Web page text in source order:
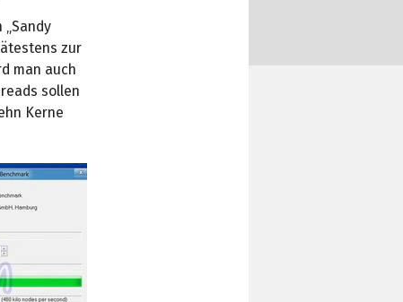
zur
man auch
sollen
Kerne